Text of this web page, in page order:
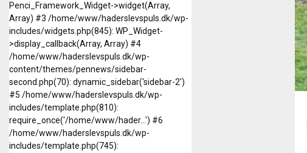
Penci_Framework_Widget->widget(Array,
Array) #3 /home/www/haderslevspuls.dk/wp-
includes/widgets.php(845): WP_Widget-
>display_callback(Array, Array) #4
/home/www/haderslevspuls.dk/wp-
content/themes/pennews/sidebar-
second.php(70): dynamic_sidebar('sidebar-2')
#5 /home/www/haderslevspuls.dk/wp-
includes/template.php(810):
require_once('/home/www/hader...') #6
/home/www/haderslevspuls.dk/wp-
includes/template.php(745):